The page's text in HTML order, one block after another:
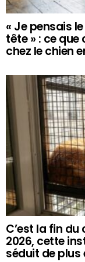
« Je pensais
tête » : ce
chez le chien
C’est la fin
2026, cette
séduit de